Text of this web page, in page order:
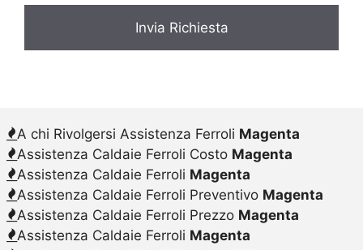
A chi Rivolgersi Assistenza Ferroli Magenta
Assistenza Caldaie Ferroli Costo Magenta
Assistenza Caldaie Ferroli Magenta
Assistenza Caldaie Ferroli Preventivo Magenta
Assistenza Caldaie Ferroli Prezzo Magenta
Assistenza Caldaie Ferroli Magenta